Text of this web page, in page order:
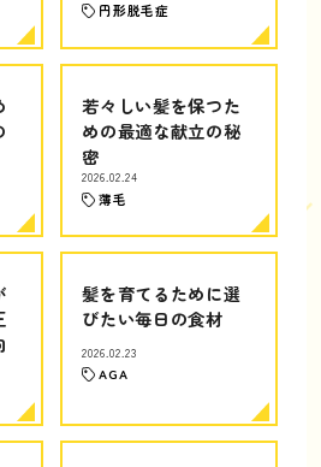
円形脱毛症
若々しい髪を保つた
めの最適な献立の秘
密
2026.02.24
薄毛
髪を育てるために選
びたい毎日の食材
2026.02.23
AGA